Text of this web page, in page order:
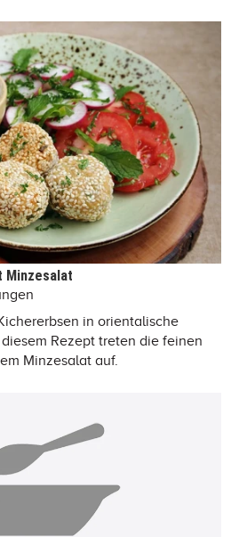
Minzesalat
in orientalische
Rezept treten die feinen
Minzesalat auf.